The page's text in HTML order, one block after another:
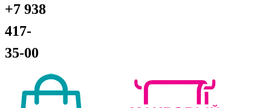
+7 938
417-
35-00